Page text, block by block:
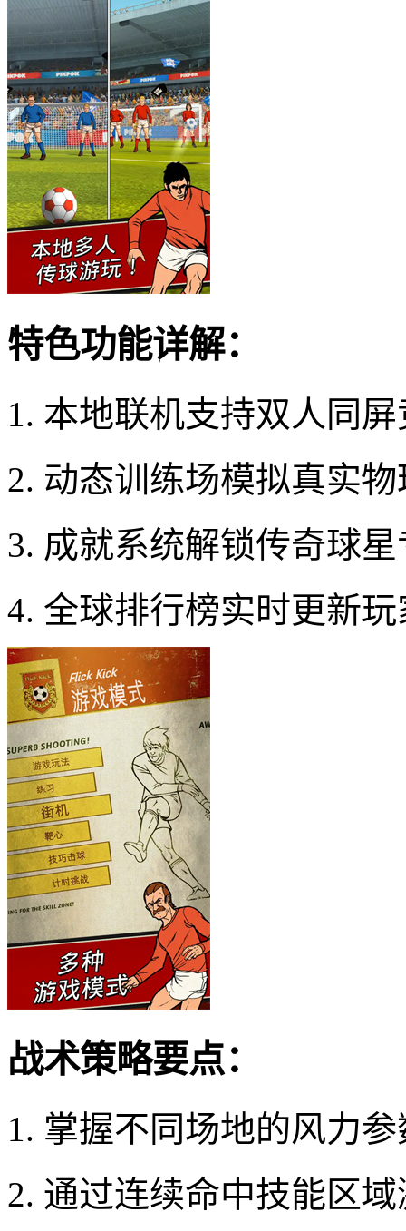
特色功能详解：
1. 本地联机支持双人同
2. 动态训练场模拟真实
3. 成就系统解锁传奇球
4. 全球排行榜实时更新
战术策略要点：
1. 掌握不同场地的风力
2. 通过连续命中技能区